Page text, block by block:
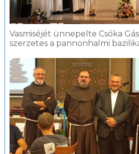
Vasmiséjét ünnepelte Csóka
szerzetes a pannonhalmi